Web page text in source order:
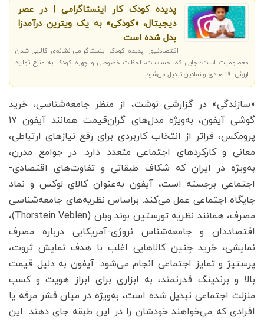
پدیده کودک کار اینستاگرامی | در عصر
دیجیتال، «کودکی» به یک ویترین درآمدزا
بدل شده است
اقتصادنیوز: پدیده کودک اینستاگرامی نشانه‌ی کالایی شدن
معصومیت است؛ جایی که احساسات، لحظات خصوصی و چهره کودک به منبع تولید
ارزش اقتصادی و نمادین تبدیل می‌شود.
«سازندگی» در گزارشی نوشت، از منظر جامعه‌شناسی، خرید
گوشی آیفون، به‌ویژه مدل‌های گران‌قیمت همانند آیفون ۱۷
پرومکس، فراتر از انتخاب کاربردی برای رفع نیازهای ارتباطی،
معانی و کارکردهای اجتماعی متعدد دارد. در جوامع مدرن،
به‌ویژه در ایران که شکاف طبقاتی و تفاوت‌های اقتصادی-
اجتماعی برجسته است، آیفون به‌عنوان کالای لوکس و نماد
جایگاه اجتماعی عمل می‌کند. براساس نظریه‌های جامعه‌شناسی
مصرف، همانند نظریه تورستین بوند وبلن (Thorstein Veblen)،
اقتصاددان و جامعه‌شناس نروژی-آمریکایی درباره مصرف
نمایشی، خرید چنین کالاهایی اغلب با هدف نمایش ثروت،
پرستیژ و تمایز اجتماعی انجام می‌شود. آیفون به دلیل قیمت
بالا و برندینگ قدرتمند، به ابزاری برای ابراز هویت و کسب
منزلت اجتماعی تبدیل شده است، به‌ویژه در میان قشر مرفه یا
افرادی که می‌خواهند خودشان را در این طبقه جای دهند. این